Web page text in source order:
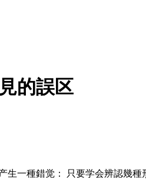
的誤区
生一種錯觉： 只要学会辨認幾